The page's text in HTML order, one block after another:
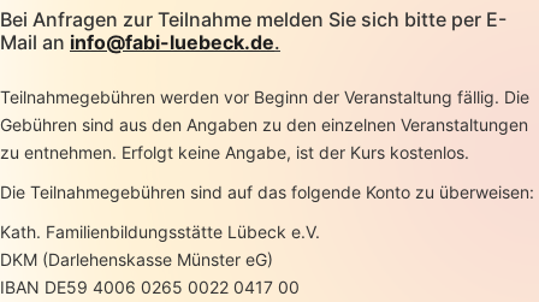
Bei Anfragen zur Teilnahme melden Sie sich bitte per E-
Mail an info@fabi-luebeck.de.
Teilnahmegebühren werden vor Beginn der Veranstaltung fällig. Die
Gebühren sind aus den Angaben zu den einzelnen Veranstaltungen
zu entnehmen. Erfolgt keine Angabe, ist der Kurs kostenlos.
Die Teilnahmegebühren sind auf das folgende Konto zu überweisen:
Kath. Familienbildungsstätte Lübeck e.V.
DKM (Darlehenskasse Münster eG)
IBAN DE59 4006 0265 0022 0417 00